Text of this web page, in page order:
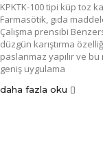
KPKTK-100 tipi küp toz
Farmasötik, gıda
Çalışma prensibi
düzgün karıştırma
paslanmaz yapılır ve
geniş uygulama
daha fazla oku